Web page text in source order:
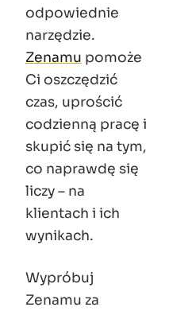
odpowiednie
narzędzie.
Zenamu pomoże
Ci oszczędzić
czas, uprościć
codzienną pracę i
skupić się na tym,
co naprawdę się
liczy – na
klientach i ich
wynikach.
Wypróbuj
Zenamu za